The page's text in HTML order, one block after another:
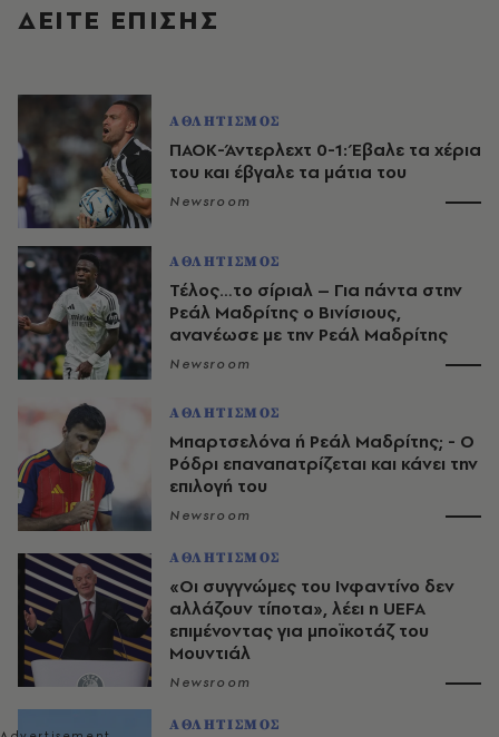
ΔΕΙΤΕ ΕΠΙΣΗΣ
ΑΘΛΗΤΙΣΜΟΣ
ΠΑΟΚ-Άντερλεχτ 0-1: Έβαλε τα χέρια
του και έβγαλε τα μάτια του
Newsroom
ΑΘΛΗΤΙΣΜΟΣ
Τέλος…το σίριαλ – Για πάντα στην
Ρεάλ Μαδρίτης ο Βινίσιους,
ανανέωσε με την Ρεάλ Μαδρίτης
Newsroom
ΑΘΛΗΤΙΣΜΟΣ
Μπαρτσελόνα ή Ρεάλ Μαδρίτης; - Ο
Ρόδρι επαναπατρίζεται και κάνει την
επιλογή του
Newsroom
ΑΘΛΗΤΙΣΜΟΣ
«Οι συγγνώμες του Ινφαντίνο δεν
αλλάζουν τίποτα», λέει η UEFA
επιμένοντας για μποϊκοτάζ του
Μουντιάλ
Newsroom
ΑΘΛΗΤΙΣΜΟΣ